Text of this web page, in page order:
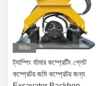
ভিডিও
ট্যাম্পিং র্যামার কম্প্রেটিং প্লেট
কম্প্রেটর জমি কম্প্রেটর জন্য